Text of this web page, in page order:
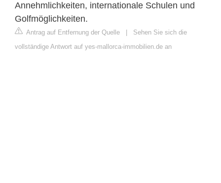
Annehmlichkeiten, internationale Schulen und
Golfmöglichkeiten.
Antrag auf Entfernung der Quelle
Sehen Sie sich die
vollständige Antwort auf yes-mallorca-immobilien.de an